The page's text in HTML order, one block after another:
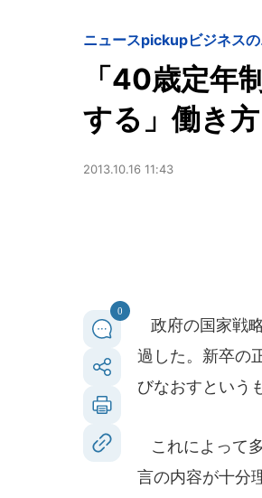
ニュースpickupビジネス
「40歳定年
する」働き方
2013.10.16 11:43
0
政府の国家戦
過した。新卒の
びなおすという
これによって
言の内容が十分